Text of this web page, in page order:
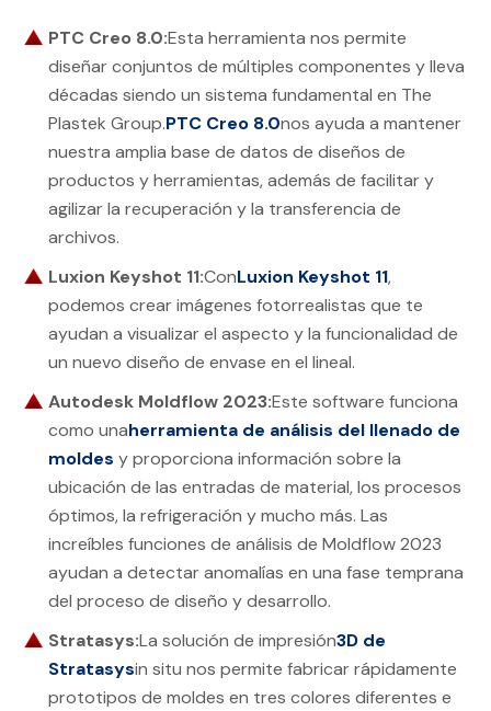
PTC Creo 8.0:Esta herramienta nos permite
diseñar conjuntos de múltiples componentes y lleva
décadas siendo un sistema fundamental en The
Plastek Group.PTC Creo 8.0nos ayuda a mantener
nuestra amplia base de datos de diseños de
productos y herramientas, además de facilitar y
agilizar la recuperación y la transferencia de
archivos.
Luxion Keyshot 11:ConLuxion Keyshot 11,
podemos crear imágenes fotorrealistas que te
ayudan a visualizar el aspecto y la funcionalidad de
un nuevo diseño de envase en el lineal.
Autodesk Moldflow 2023:Este software funciona
como unaherramienta de análisis del llenado de
moldes y proporciona información sobre la
ubicación de las entradas de material, los procesos
óptimos, la refrigeración y mucho más. Las
increíbles funciones de análisis de Moldflow 2023
ayudan a detectar anomalías en una fase temprana
del proceso de diseño y desarrollo.
Stratasys:La solución de impresión3D de
Stratasysin situ nos permite fabricar rápidamente
prototipos de moldes en tres colores diferentes e